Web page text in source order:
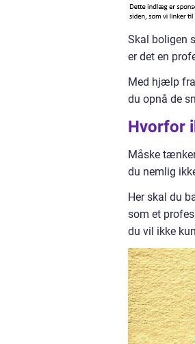
Skal boligen
er det en
Med hjælp
du opnå de
Hvorfor
Måske
du nemlig
Her skal du
som et
du vil ikke